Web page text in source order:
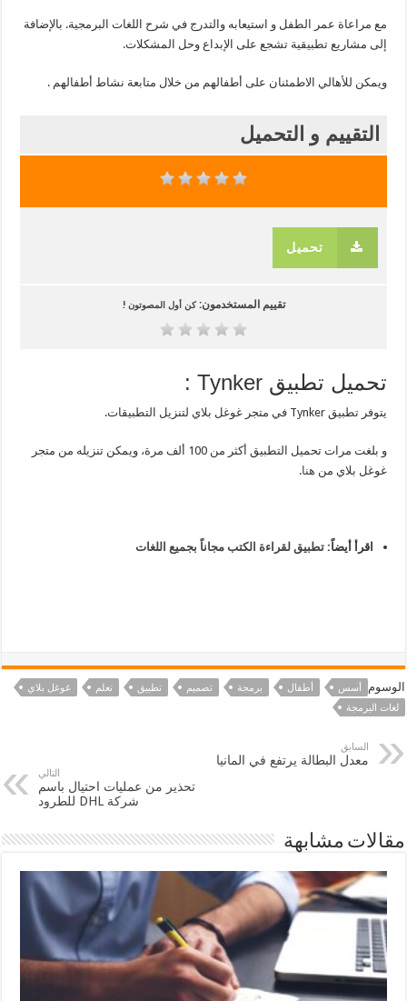
مع مراعاة عمر الطفل و استيعابه والتدرج في شرح اللغات البرمجية. بالإضافة
إلى مشاريع تطبيقية تشجع على الإبداع وحل المشكلات.
ويمكن للأهالي الاطمئنان على أطفالهم من خلال متابعة نشاط أطفالهم .
التقييم و التحميل
تحميل
تقييم المستخدمون:كن أول المصوتون !
تحميل تطبيق Tynker :
يتوفر تطبيق Tynker في متجر غوغل بلاي لتنزيل التطبيقات.
و بلغت مرات تحميل التطبيق أكثر من 100 ألف مرة، ويمكن تنزيله من متجر
غوغل بلاي من هنا.
اقرأ أيضاً:تطبيق لقراءة الكتب مجاناً بجميع اللغات
الوسوم أسس أطفال برمجة تصميم تطبيق تعلم
غوغل بلاي
لغات البرمجة
السابق
معدل البطالة يرتفع في المانيا
التالي
تحذير من عمليات احتيال باسم
شركة DHL للطرود
مقالات مشابهة